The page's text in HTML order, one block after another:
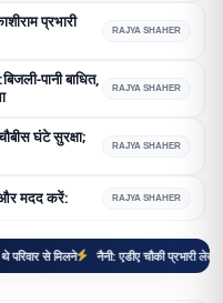
प्रभारी
RAJYA SHAHER
पानी बाधित,
RAJYA SHAHER
घंटे सुरक्षा;
RAJYA SHAHER
और मदद करें: RAJYA SHAHER
नैनी: एडीए चौकी प्रभारी लेखपाल सिंह और